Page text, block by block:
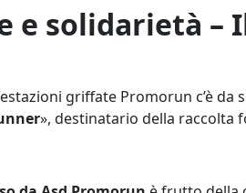
e solidarietà –
griffate Promorun c’è
», destinatario della raccolta